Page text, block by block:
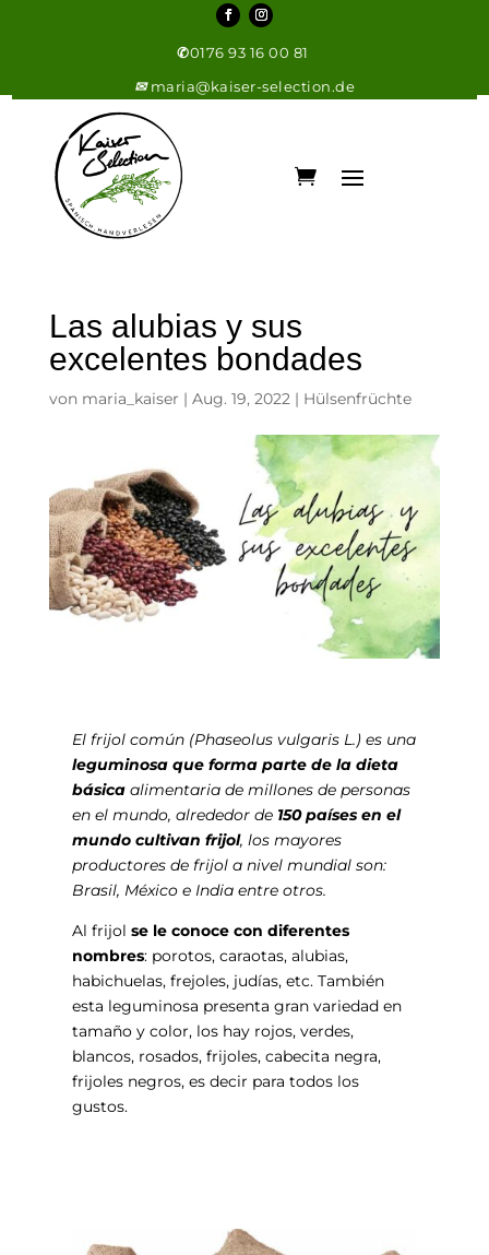
✆0176 93 16 00 81
✉ maria@kaiser-selection.de
Las alubias y sus
excelentes bondades
von maria_kaiser | Aug. 19, 2022| Hülsenfrüchte
El frijol común (Phaseolus vulgaris L.) es una
leguminosa que forma parte de la dieta
básica alimentaria de millones de personas
en el mundo, alrededor de 150 países en el
mundo cultivan frijol, los mayores
productores de frijol a nivel mundial son:
Brasil, México e India entre otros.
Al frijol se le conoce con diferentes
nombres: porotos, caraotas, alubias,
habichuelas, frejoles, judías, etc. También
esta leguminosa presenta gran variedad en
tamaño y color, los hay rojos, verdes,
blancos, rosados, frijoles, cabecita negra,
frijoles negros, es decir para todos los
gustos.